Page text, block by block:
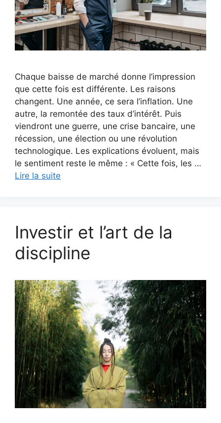
Chaque baisse de marché donne l’impression
que cette fois est différente. Les raisons
changent. Une année, ce sera l’inflation. Une
autre, la remontée des taux d’intérêt. Puis
viendront une guerre, une crise bancaire, une
récession, une élection ou une révolution
technologique. Les explications évoluent, mais
le sentiment reste le même : « Cette fois, les …
Lire la suite
Investir et l’art de la
discipline